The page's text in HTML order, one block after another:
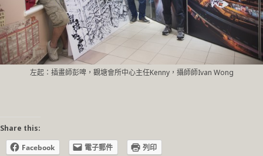
左起：插畫師彭啤，觀塘會所中心主任Kenny，攝師師Ivan Wong
Share this:
Facebook
電子郵件 列印